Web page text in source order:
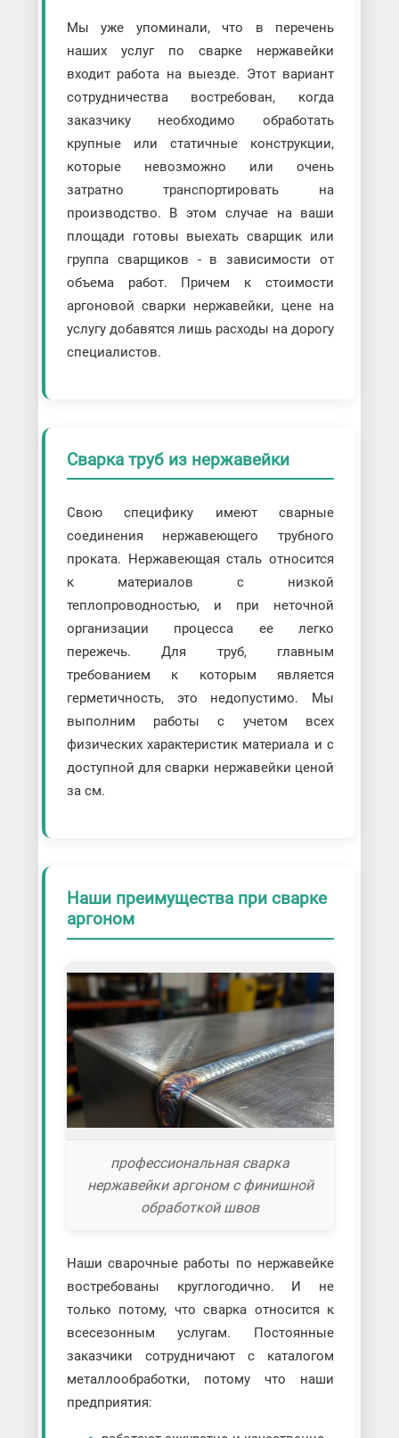
Мы уже упоминали, что в перечень
наших услуг по сварке нержавейки
входит работа на выезде. Этот вариант
сотрудничества востребован, когда
заказчику необходимо обработать
крупные или статичные конструкции,
которые невозможно или очень
затратно транспортировать на
производство. В этом случае на ваши
площади готовы выехать сварщик или
группа сварщиков - в зависимости от
объема работ. Причем к стоимости
аргоновой сварки нержавейки, цене на
услугу добавятся лишь расходы на дорогу
специалистов.
Сварка труб из нержавейки
Свою специфику имеют сварные
соединения нержавеющего трубного
проката. Нержавеющая сталь относится
к материалов с низкой
теплопроводностью, и при неточной
организации процесса ее легко
пережечь. Для труб, главным
требованием к которым является
герметичность, это недопустимо. Мы
выполним работы с учетом всех
физических характеристик материала и с
доступной для сварки нержавейки ценой
за см.
Наши преимущества при сварке
аргоном
профессиональная сварка
нержавейки аргоном с финишной
обработкой швов
Наши сварочные работы по нержавейке
востребованы круглогодично. И не
только потому, что сварка относится к
всесезонным услугам. Постоянные
заказчики сотрудничают с каталогом
металлообработки, потому что наши
предприятия: